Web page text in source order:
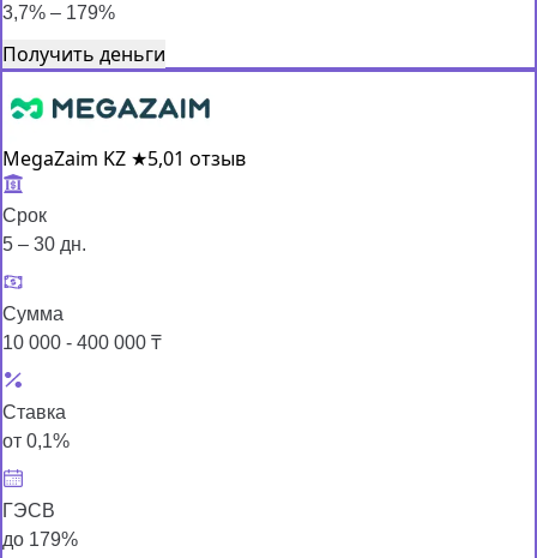
3,7% – 179%
Получить деньги
MegaZaim KZ ★5,01 отзыв
Срок
5 – 30 дн.
Сумма
10 000 - 400 000 ₸
Ставка
от 0,1%
ГЭСВ
до 179%